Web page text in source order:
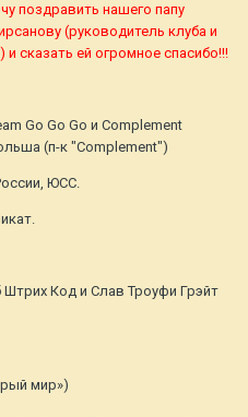
поздравить нашего папу
(руководитель клуба и
сказать ей огромное спасибо!!!
Go Go Go и Complement
(п-к "Complement")
ЮСС.
Код и Слав Троуфи Грэйт
мир»)